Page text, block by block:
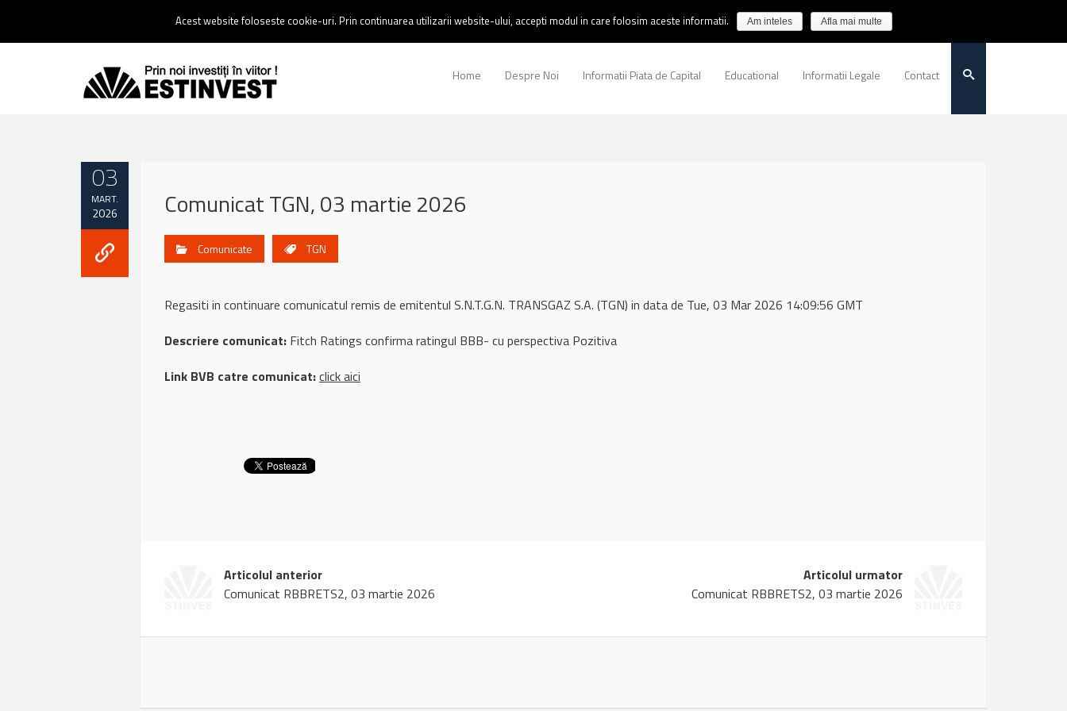
0237 238 900 |Email :contact@estinvest.ro
Home Despre Noi Informatii Piata de Capital Educational Informatii Legale Contact
03
MART.
2026 Comunicat TGN, 03 martie 2026
Comunicate TGN
Regasiti in continuare comunicatul remis de emitentul S.N.T.G.N. TRANSGAZ S.A. (TGN) in data de Tue, 03 Mar 2026 14:09:56 GMT
Descriere comunicat: Fitch Ratings confirma ratingul BBB- cu perspectiva Pozitiva
Link BVB catre comunicat:click aici
Articolul anterior
Comunicat RBBRETS2, 03 martie 2026
Articolul urmator
Comunicat RBBRETS2, 03 martie 2026
Acest website foloseste cookie-uri. Prin continuarea utilizarii website-ului, accepti modul in care folosim aceste informatii. Am inteles Afla mai multe